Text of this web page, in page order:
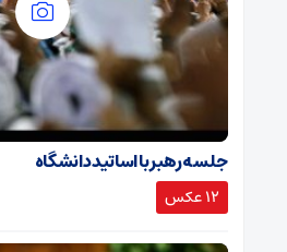
جلسه رهبر با اساتید دانشگاه
12 عکس